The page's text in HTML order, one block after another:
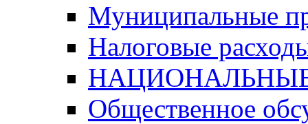
Муниципальные
Налоговые
Общественное